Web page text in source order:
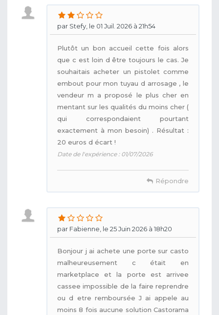
par Stefy, le 01 Juil. 2026 à 21h54
Plutôt un bon accueil cette fois alors
que c est loin d être toujours le cas. Je
souhaitais acheter un pistolet comme
embout pour mon tuyau d arrosage , le
vendeur m a proposé le plus cher en
mentant sur les qualités du moins cher (
qui correspondaient pourtant
exactement à mon besoin) . Résultat :
20 euros d écart !
Date de l'expérience : 01/07/2026
Répondre
par Fabienne, le 25 Juin 2026 à 18h20
Bonjour j ai achete une porte sur casto
malheureusement c était en
marketplace et la porte est arrivee
cassee impossible de la faire reprendre
ou d etre remboursée J ai appele au
moins 8 fois aucune solution Castorama